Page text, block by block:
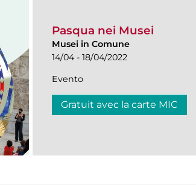
Pasqua nei Musei
Musei in Comune
14/04 - 18/04/2022
Evento
Gratuit avec la carte MIC